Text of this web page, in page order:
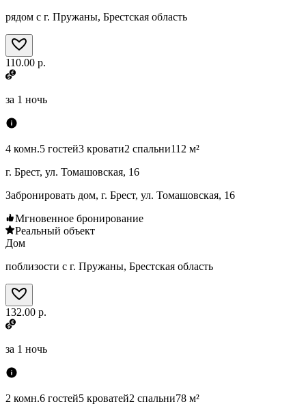
рядом с г. Пружаны, Брестская область
110.00 р.
за 1 ночь
4 комн.5 гостей3 кровати2 спальни112 м²
г. Брест, ул. Томашовская, 16
Забронировать дом, г. Брест, ул. Томашовская, 16
Мгновенное бронирование
Реальный объект
Дом
поблизости с г. Пружаны, Брестская область
132.00 р.
за 1 ночь
2 комн.6 гостей5 кроватей2 спальни78 м²